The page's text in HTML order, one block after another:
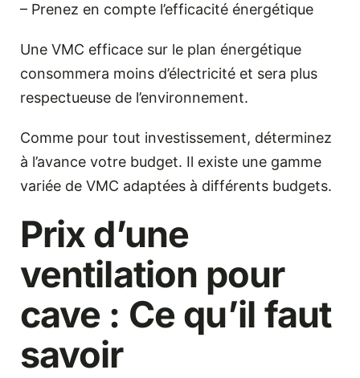
– Prenez en compte l’efficacité énergétique
Une VMC efficace sur le plan énergétique
consommera moins d’électricité et sera plus
respectueuse de l’environnement.
Comme pour tout investissement, déterminez
à l’avance votre budget. Il existe une gamme
variée de VMC adaptées à différents budgets.
Prix d’une
ventilation pour
cave : Ce qu’il faut
savoir